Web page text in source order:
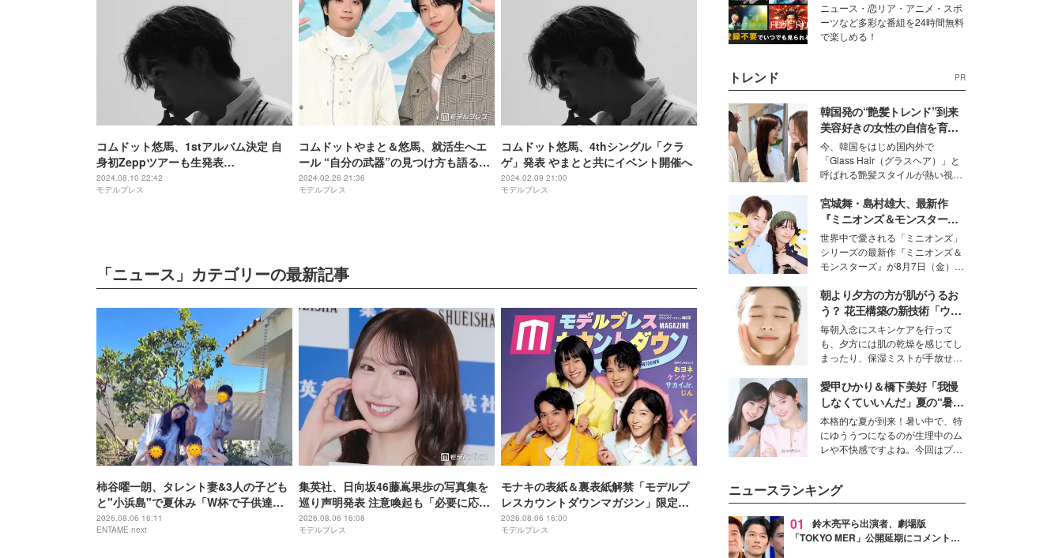
コムドット悠馬、1stアルバム決定 自
身初Zeppツアーも生発表
【CDF2024】
2024.08.10 22:42
モデルプレス
コムドットやまと＆悠馬、就活生へエ
ール “自分の武器”の見つけ方も語る
「心を打ち明けることが重要」
2024.02.26 21:36
モデルプレス
コムドット悠馬、4thシングル「クラ
ゲ」発表 やまとと共にイベント開催へ
2024.02.09 21:00
モデルプレス
「ニュース」カテゴリーの最新記事
柿谷曜一朗、タレント妻&3人の子ども
と"小浜島"で夏休み「W杯で子供達と
全く遊べなかった」
2026.08.06 16:11
ENTAME next
集英社、日向坂46藤嶌果歩の写真集を
巡り声明発表 注意喚起も「必要に応じ
て法的措置を含む対応を検討」
2026.08.06 16:08
モデルプレス
モナキの表紙＆裏表紙解禁「モデルプ
レスカウントダウンマガジン」限定版
でWカバー
2026.08.06 16:00
モデルプレス
ニュース・恋リア・アニメ・スポ
ーツなど多彩な番組を24時間無料
で楽しめる！
トレンド PR
韓国発の“艶髪トレンド”到来
美容好きの女性の自信を育む
「ヘアケア事情」って？
今、韓国をはじめ国内外で
「Glass Hair（グラスヘア）」と
呼ばれる艶髪スタイルが熱い視線
ションの完成度を高めるベースと
して、“髪そのものの美しさ”に改
めて注目する人が増えている様
子。今回は、そんな憧れの艶やか
な髪を日常で叶える、美容好きの
女性たちのヘアケア事情を紹介し
ます。
宮城舞・島村雄大、最新作
『ミニオンズ＆モンスター
ズ』の魅力熱弁 ハチャメチャ
だけじゃない“友情と絆”に感
動
世界中で愛される「ミニオンズ」
シリーズの最新作『ミニオンズ＆
モンスターズ』が8月7日（金）に
ニオン好き”という共通点を持つモ
デルの宮城舞と島村雄大の特別対
談をお届け！それぞれの視点か
ら、今作ならではの魅力や予想外
の感動をもたらす奥深いストーリ
ーについて熱く語り合ってもらっ
た。
朝より夕方の方が肌がうるお
う？ 花王構築の新技術「ウォ
ーターキャプチャリングスキ
ン（捕水肌）」がスキンケア
の常識を変える予感
毎朝入念にスキンケアを行って
も、夕方には肌の乾燥を感じてし
まったり、保湿ミストが手放せな
な美容の常識を大きく変える可能
性を秘めた、革新的な「Water
Capturing Skin（ウォーターキャ
プチャリングスキン：捕水肌）」
技術を、花王が構築した。
愛甲ひかり＆橋下美好「我慢
しなくていいんだ」夏の“暑さ
対策”の新しい選択肢とは？
本格的な夏が到来！暑い中で、特
にゆううつになるのが生理中のム
レや不快感ですよね。今回はプラ
好さんを迎えて本音で女子会トー
ク。猛暑のお出かけを快適に過ご
すヒントや、2人が感動した夏の
生理の新常識にも迫りました。
ニュースランキング
01
鈴木亮平ら出演者、劇場版
「TOKYO MER」公開延期にコメント